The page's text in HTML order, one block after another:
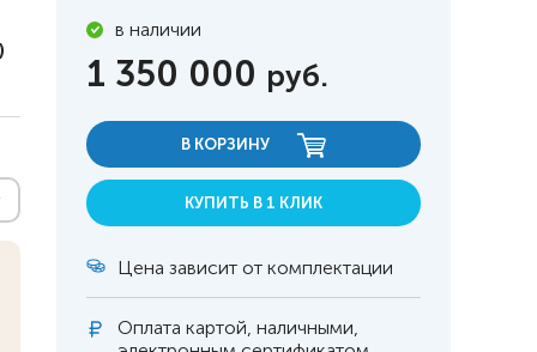
в наличии
1 350 000 руб.
В КОРЗИНУ
КУПИТЬ В 1 КЛИК
Цена зависит от комплектации
Оплата картой, наличными,